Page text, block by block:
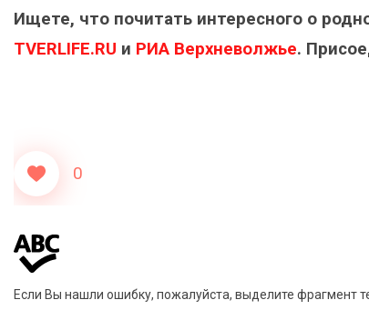
Ищете, что почитать интересного о
TVERLIFE.RU и РИА Верхневолжье.
0
Если Вы нашли ошибку, пожалуйста, выделите фрагмент